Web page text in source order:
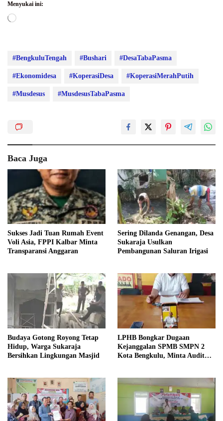
Menyukai ini:
Memuat...
#BengkuluTengah #Bushari #DesaTabaPasma
#Ekonomidesa #KoperasiDesa #KoperasiMerahPutih
#Musdesus #MusdesusTabaPasma
Baca Juga
Sukses Jadi Tuan Rumah Event
Voli Asia, FPPI Kalbar Minta
Transparansi Anggaran
Sering Dilanda Genangan, Desa
Sukaraja Usulkan
Pembangunan Saluran Irigasi
Budaya Gotong Royong Tetap
Hidup, Warga Sukaraja
Bersihkan Lingkungan Masjid
LPHB Bongkar Dugaan
Kejanggalan SPMB SMPN 2
Kota Bengkulu, Minta Audit